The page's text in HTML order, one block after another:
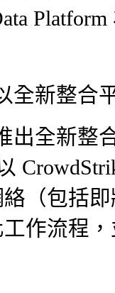
全新整合
出全新
（包括
作流程